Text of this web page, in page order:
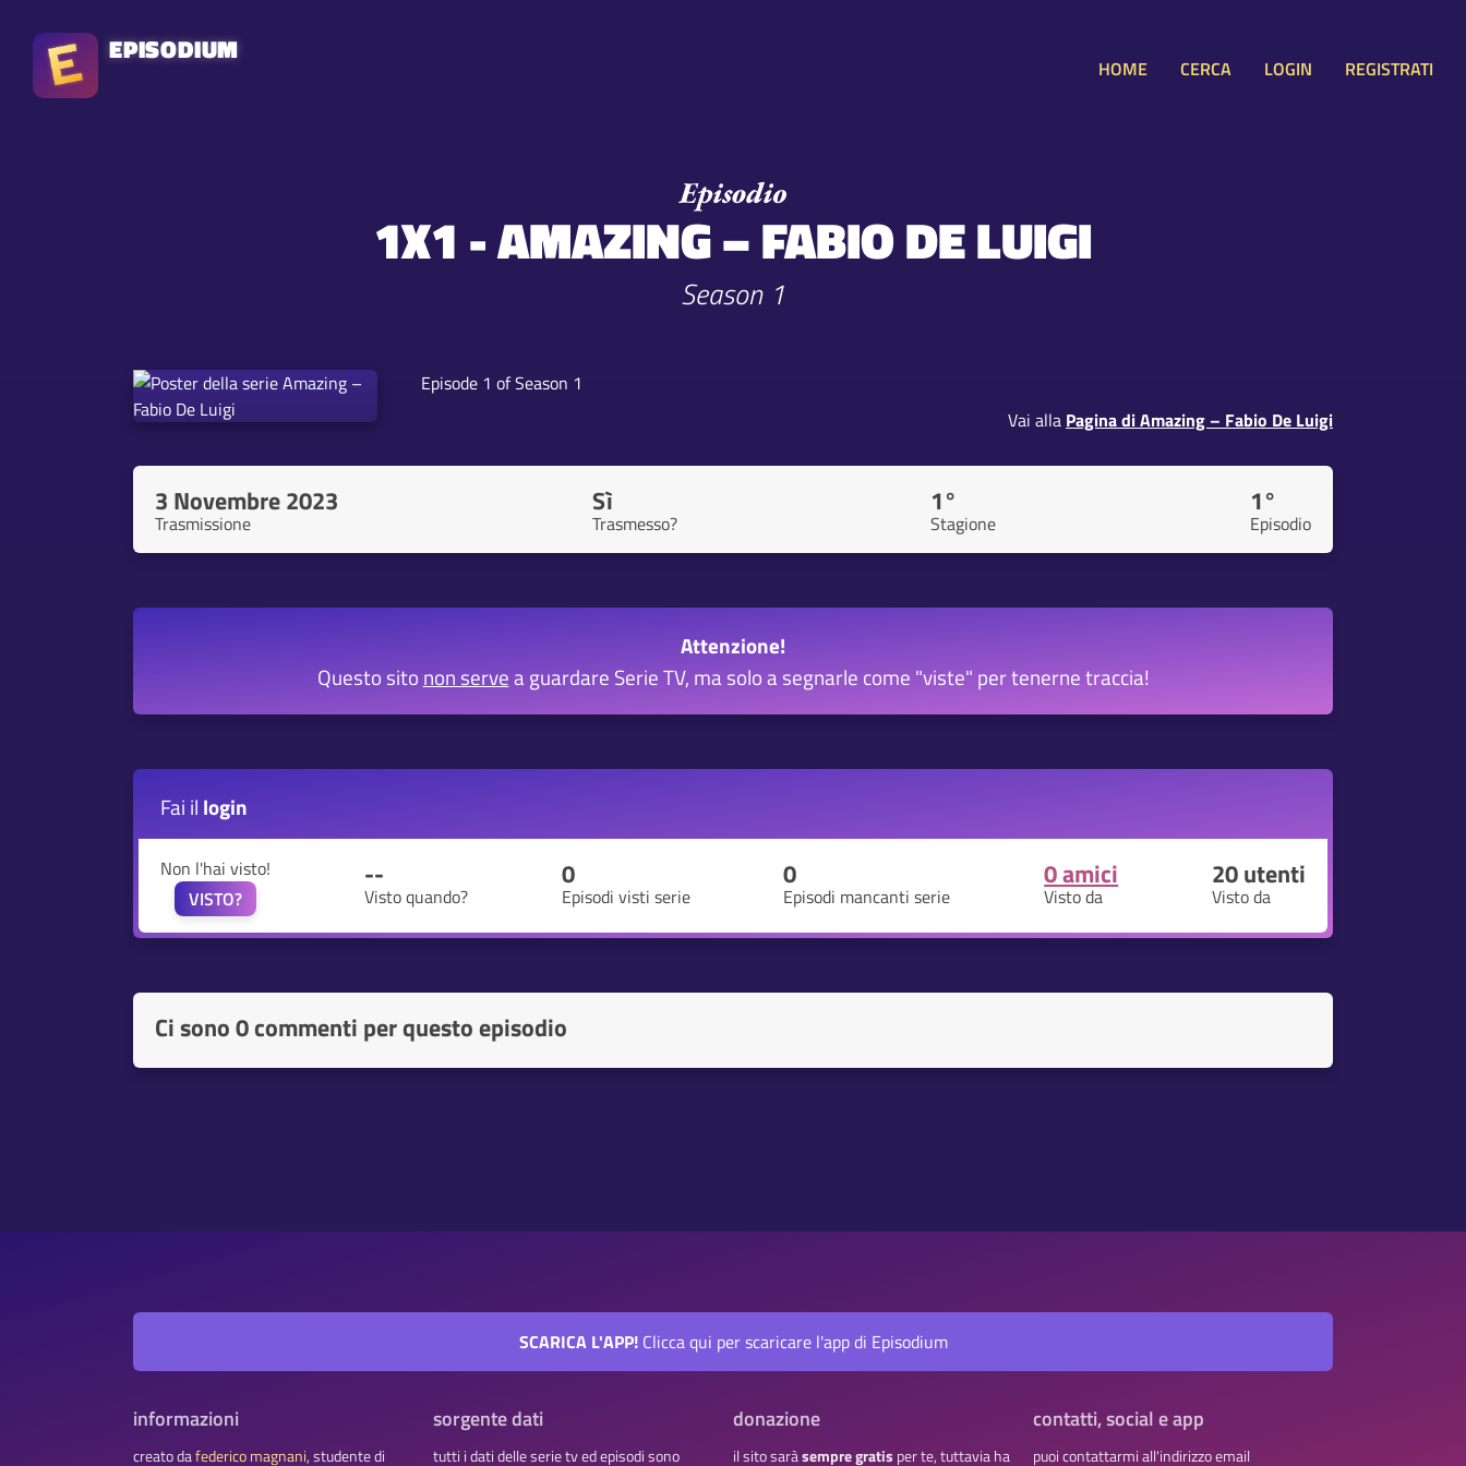
EPISODIUM
HOME CERCA LOGIN REGISTRATI
1X1 - AMAZING – FABIO DE LUIGI
Season 1
Episode 1 of Season 1
Vai alla Pagina di Amazing – Fabio De Luigi
3 Novembre 2023
Trasmissione
Sì
Trasmesso?
1°
Stagione
1°
Episodio
Attenzione!
Questo sito non servea guardare Serie TV, ma solo a segnarle come "viste" per tenerne traccia!
Fai il login
Non l'hai visto!
VISTO?
--
Visto quando?
0
Episodi visti serie
0
Episodi mancanti serie
0 amici
Visto da
20utenti
Visto da
Ci sono0 commenti per questo episodio
SCARICA L'APP!Clicca qui per scaricare l'app di Episodium
informazioni
creato dafederico magnani, studente di
sorgente dati
tutti i dati delle serie tv ed episodi sono
donazione
il sito saràsempre gratis per te, tuttavia ha
contatti, social e app
puoi contattarmi all'indirizzo email